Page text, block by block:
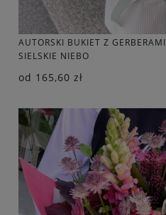
AUTORSKI BUKIET Z
SIELSKIE NIEBO
od 165,60 zł